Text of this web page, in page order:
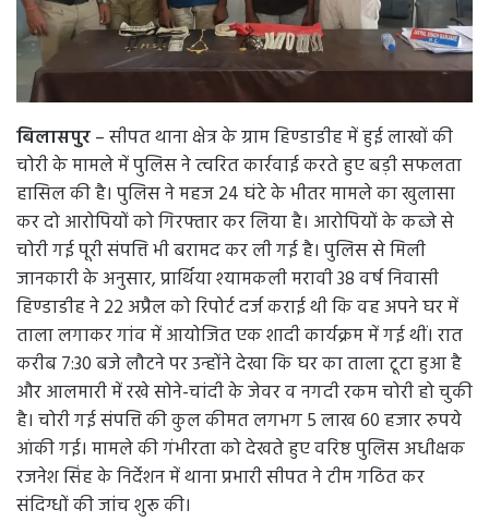
बिलासपुर– सीपत थाना क्षेत्र के ग्राम हिण्डाडीह में हुई लाखों की
चोरी के मामले में पुलिस ने त्वरित कार्रवाई करते हुए बड़ी सफलता
हासिल की है। पुलिस ने महज 24 घंटे के भीतर मामले का खुलासा
कर दो आरोपियों को गिरफ्तार कर लिया है। आरोपियों के कब्जे से
चोरी गई पूरी संपत्ति भी बरामद कर ली गई है। पुलिस से मिली
जानकारी के अनुसार, प्रार्थिया श्यामकली मरावी 38 वर्ष निवासी
हिण्डाडीह ने 22 अप्रैल को रिपोर्ट दर्ज कराई थी कि वह अपने घर में
ताला लगाकर गांव में आयोजित एक शादी कार्यक्रम में गई थीं। रात
करीब 7:30 बजे लौटने पर उन्होंने देखा कि घर का ताला टूटा हुआ है
और आलमारी में रखे सोने-चांदी के जेवर व नगदी रकम चोरी हो चुकी
है। चोरी गई संपत्ति की कुल कीमत लगभग 5 लाख 60 हजार रुपये
आंकी गई। मामले की गंभीरता को देखते हुए वरिष्ठ पुलिस अधीक्षक
रजनेश सिंह के निर्देशन में थाना प्रभारी सीपत ने टीम गठित कर
संदिग्धों की जांच शुरू की।